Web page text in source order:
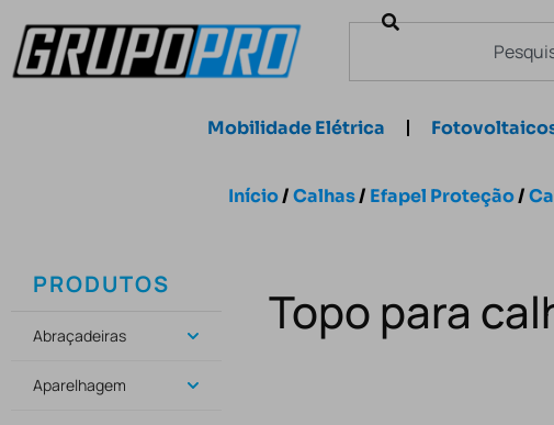
Mobilidade Elétrica
Início/Calhas/ Efapel Proteção/
PRODUTOS
Abraçadeiras
Aparelhagem
Topo para